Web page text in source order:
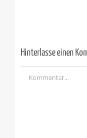
Hinterlasse einen
Kommentar